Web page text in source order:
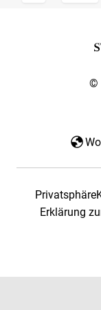
©
Privatsphäre
Erklärung